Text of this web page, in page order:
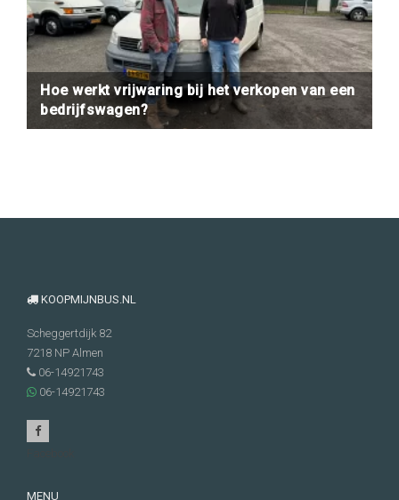
Hoe werkt vrijwaring bij het verkopen van een
bedrijfswagen?
KOOPMIJNBUS.NL
Scheggertdijk 82
7218 NP Almen
06-14921743
06-14921743
MENU